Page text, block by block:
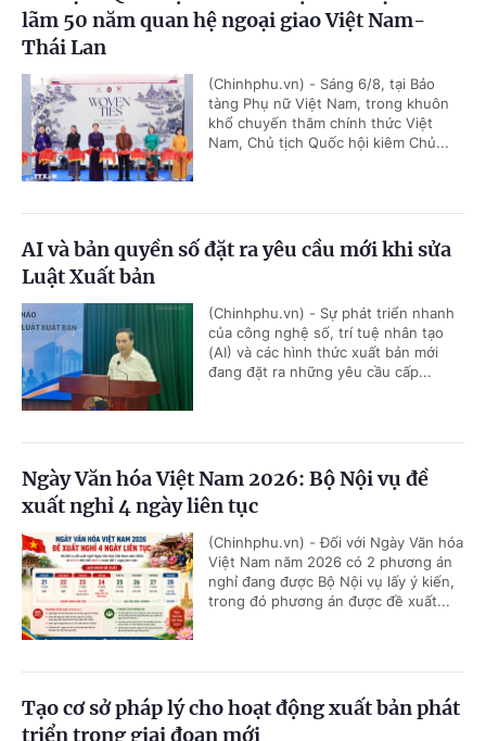
lãm 50 năm quan hệ ngoại giao Việt Nam-
Thái Lan
(Chinhphu.vn) - Sáng 6/8, tại Bảo
tàng Phụ nữ Việt Nam, trong khuôn
khổ chuyến thăm chính thức Việt
Nam, Chủ tịch Quốc hội kiêm Chủ...
AI và bản quyền số đặt ra yêu cầu mới khi sửa
Luật Xuất bản
(Chinhphu.vn) - Sự phát triển nhanh
của công nghệ số, trí tuệ nhân tạo
(AI) và các hình thức xuất bản mới
đang đặt ra những yêu cầu cấp...
Ngày Văn hóa Việt Nam 2026: Bộ Nội vụ đề
xuất nghỉ 4 ngày liên tục
(Chinhphu.vn) - Đối với Ngày Văn hóa
Việt Nam năm 2026 có 2 phương án
nghỉ đang được Bộ Nội vụ lấy ý kiến,
trong đó phương án được đề xuất...
Tạo cơ sở pháp lý cho hoạt động xuất bản phát
triển trong giai đoạn mới